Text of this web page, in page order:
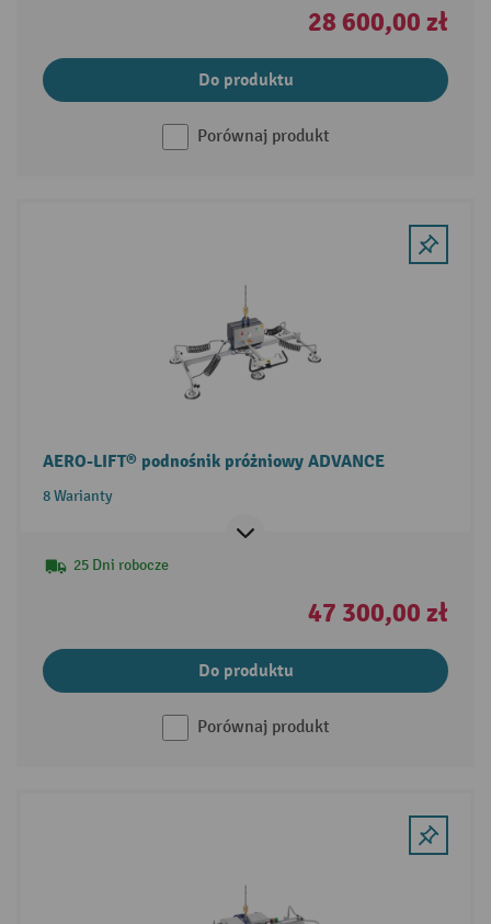
28 600,00 zł
Do produktu
Porównaj produkt
AERO-LIFT® podnośnik próżniowy ADVANCE
8 Warianty
25 Dni robocze
47 300,00 zł
Do produktu
Porównaj produkt